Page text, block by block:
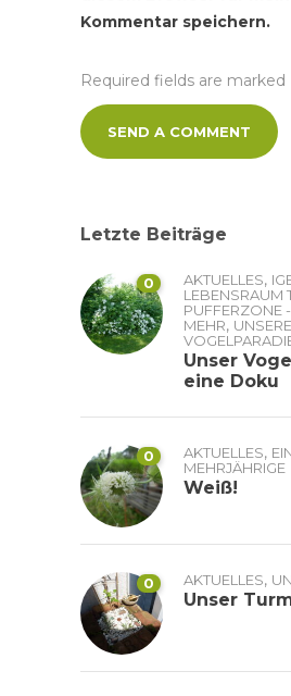
Kommentar speichern.
Required fields are marked
Letzte Beiträge
0 AKTUELLES,
LEBENSRAUM
PUFFERZONE
MEHR,
Unser
eine Doku
0 AKTUELLES,
MEHRJÄHRIGE
Weiß!
0 AKTUELLES,
Unser